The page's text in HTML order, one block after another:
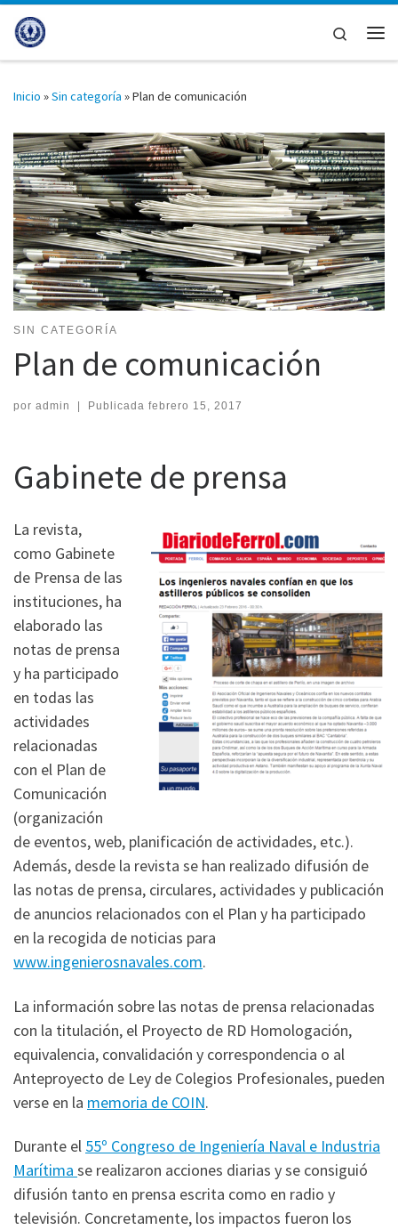
Saltar al contenido
Search
Inicio »Sin categoría »Plan de comunicación
SIN CATEGORÍA
Plan de comunicación
por admin Publicada febrero 15, 2017
Gabinete de prensa
La revista,
como Gabinete
de Prensa de las
instituciones, ha
elaborado las
notas de prensa
y ha participado
en todas las
actividades
relacionadas
con el Plan de
Comunicación
(organización
de eventos, web, planificación de actividades, etc.).
Además, desde la revista se han realizado difusión de
las notas de prensa, circulares, actividades y publicación
de anuncios relacionados con el Plan y ha participado
en la recogida de noticias para
www.ingenierosnavales.com.
La información sobre las notas de prensa relacionadas
con la titulación, el Proyecto de RD Homologación,
equivalencia, convalidación y correspondencia o al
Anteproyecto de Ley de Colegios Profesionales, pueden
verse en la memoria de COIN.
Durante el 55º Congreso de Ingeniería Naval e Industria
Marítima se realizaron acciones diarias y se consiguió
difusión tanto en prensa escrita como en radio y
televisión. Concretamente, los impactos fueron los